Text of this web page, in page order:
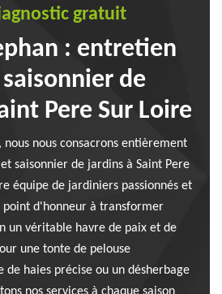
gratuit
: entretien
de
Pere Sur Loire
nous nous consacrons entièrement
saisonnier de jardins à Saint Pere
équipe de jardiniers passionnés et
d'honneur à transformer
un véritable havre de paix et de
une tonte de pelouse
de haies précise ou un désherbage